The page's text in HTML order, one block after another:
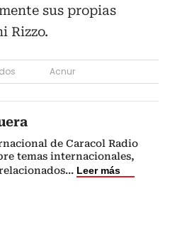
sus propias
Rizzo.
Acnur
de Caracol Radio
temas internacionales,
... Leer más